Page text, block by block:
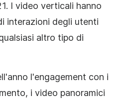
I video verticali hanno
interazioni degli utenti
altro tipo di
l'engagement con i
i video panoramici